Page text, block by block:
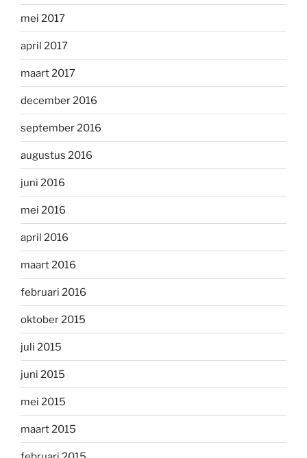
mei 2017
april 2017
maart 2017
december 2016
september 2016
augustus 2016
juni 2016
mei 2016
april 2016
maart 2016
februari 2016
oktober 2015
juli 2015
juni 2015
mei 2015
maart 2015